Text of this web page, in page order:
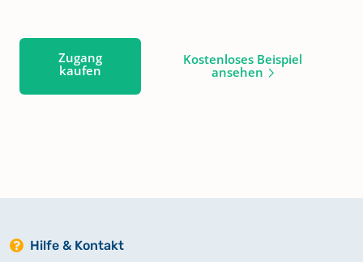
Zugang
kaufen
Kostenloses Beispiel
ansehen
Hilfe & Kontakt